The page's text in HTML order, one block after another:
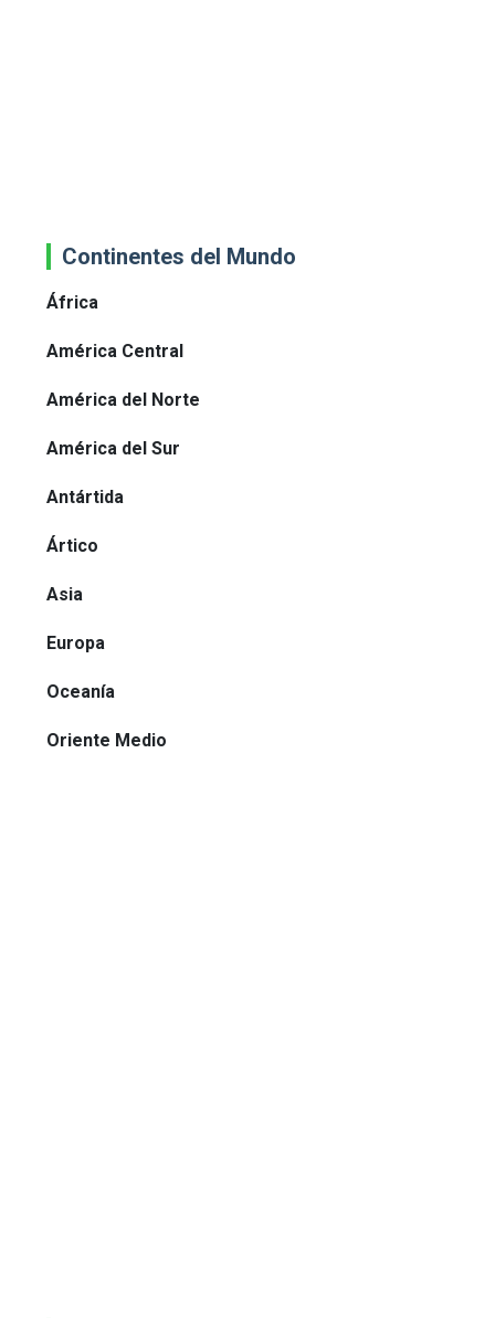
Continentes del Mundo
África
América Central
América del Norte
América del Sur
Antártida
Ártico
Asia
Europa
Oceanía
Oriente Medio